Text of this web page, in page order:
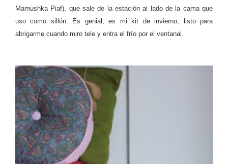
Mamushka Piaf), que sale de la estación al lado de la cama que
uso como sillón. Es genial, es mi kit de invierno, listo para
abrigarme cuando miro tele y entra el frío por el ventanal.